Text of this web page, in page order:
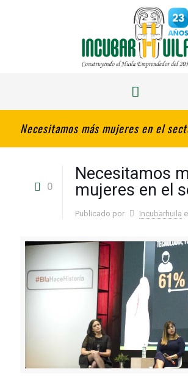
Necesitamos más mujeres en el
0
Necesitamos
mujeres en el
Publicado por Incubarhuila el